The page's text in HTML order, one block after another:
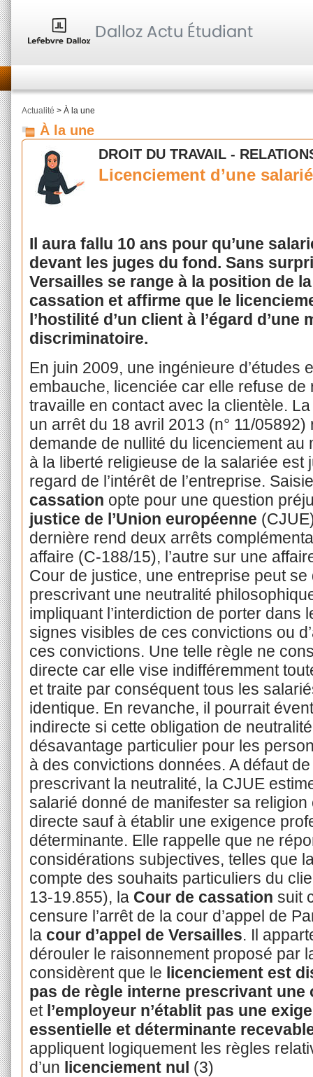
Actualité > À la une
À la une
DROIT DU TRAVAIL -
Licenciement d’une
Il aura fallu 10 ans pour qu’une
devant les juges du fond. Sans
Versailles se range à la position de
cassation et affirme que le
l’hostilité d’un client à l’égard
discriminatoire.
En juin 2009, une ingénieure d’études
embauche, licenciée car elle refuse de
travaille en contact avec la clientèle.
un arrêt du 18 avril 2013 (n° 11/
demande de nullité du licenciement
à la liberté religieuse de la salariée est
regard de l’intérêt de l’entreprise.
cassation opte pour une question
justice de l’Union européenne
dernière rend deux arrêts
affaire (C-188/15), l’autre sur une
Cour de justice, une entreprise peut se
prescrivant une neutralité
impliquant l’interdiction de porter dans
signes visibles de ces convictions ou
ces convictions. Une telle règle ne
directe car elle vise indifféremment
et traite par conséquent tous les
identique. En revanche, il pourrait
indirecte si cette obligation de
désavantage particulier pour les
à des convictions données. A défaut
prescrivant la neutralité, la CJUE
salarié donné de manifester sa
directe sauf à établir une exigence
déterminante. Elle rappelle que ne
considérations subjectives, telles que
compte des souhaits particuliers du
13-19.855), la Cour de cassation suit
censure l’arrêt de la cour d’appel de
la cour d’appel de Versailles. Il
dérouler le raisonnement proposé par
considèrent que le licenciement est
pas de règle interne prescrivant
et l’employeur n’établit pas une
essentielle et déterminante
appliquent logiquement les règles
d’un licenciement nul (3)